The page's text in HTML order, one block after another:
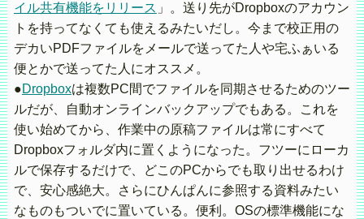
イル共有機能をリリース 」。送り先がDropboxのアカウン
トを持ってなくても使えるみたいだし。今まで校正用の
デカいPDFファイルをメールで送ってた人や宅ふぁいる
便とかで送ってた人にオススメ。
●Dropboxは複数PC間でファイルを同期させるためのツー
ルだが、自動オンラインバックアップでもある。これを
使い始めてから、作業中の原稿ファイルは常にすべて
Dropboxフォルダ内に置くようになった。フツーにローカ
ルで保存するだけで、どこのPCからでも取り出せるわけ
で、安心感絶大。さらにひんぱんに参照する資料みたい
なものもついでに置いている。便利。OSの標準機能にな